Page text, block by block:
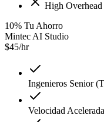
High Overhead
10% Tu Ahorro
Mintec AI Studio
$45/hr
Ingenieros Senior
Velocidad